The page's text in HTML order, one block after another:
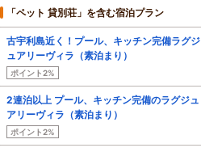
「ペット 貸別荘」を含む宿泊プラン
古宇利島近く！プール、キッチン完備ラグジ
ュアリーヴィラ（素泊まり）
ポイント2%
2連泊以上 プール、キッチン完備のラグジュ
アリーヴィラ（素泊まり）
ポイント2%